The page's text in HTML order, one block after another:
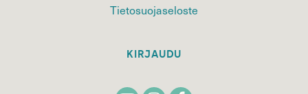
Tietosuojaseloste
KIRJAUDU